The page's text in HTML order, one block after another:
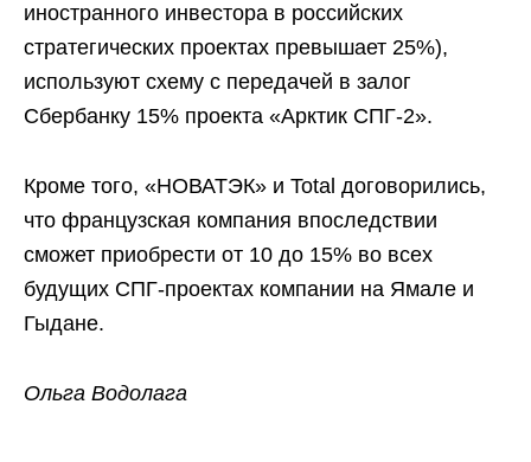
иностранного инвестора в российских
стратегических проектах превышает 25%),
используют схему с передачей в залог
Сбербанку 15% проекта «Арктик СПГ-2».
Кроме того, «НОВАТЭК» и Total договорились,
что французская компания впоследствии
сможет приобрести от 10 до 15% во всех
будущих СПГ-проектах компании на Ямале и
Гыдане.
Ольга Водолага